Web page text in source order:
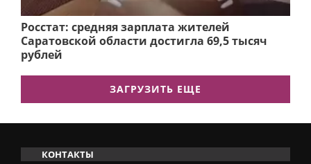
Росстат: средняя зарплата жителей
Саратовской области достигла 69,5 тысяч
рублей
ЗАГРУЗИТЬ ЕЩЕ
КОНТАКТЫ